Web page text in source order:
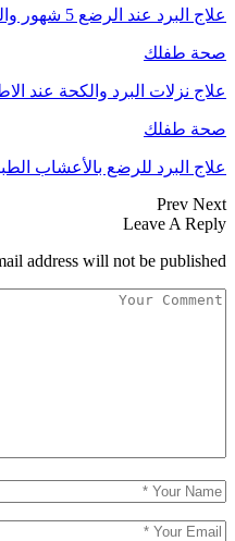
علاج البرد عند الرضع 5 شهور والتخفيف من الأعراض مثل السخونية
صحة طفلك
علاج نزلات البرد والكحة عند
صحة طفلك
علاج البرد للرضع بالأعشاب
Prev Next
Leave A Reply
address will not be published.